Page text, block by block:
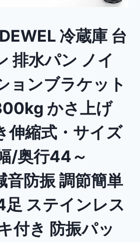
冷蔵庫 台
排水パン ノイ
ョンブラケット
かさ上げ
伸縮式・サイズ
/奥行44～
防振 調節簡単
足 ステインレス
付き 防振パッ